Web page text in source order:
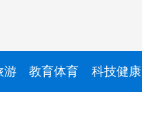
游 教育体育 科技健康